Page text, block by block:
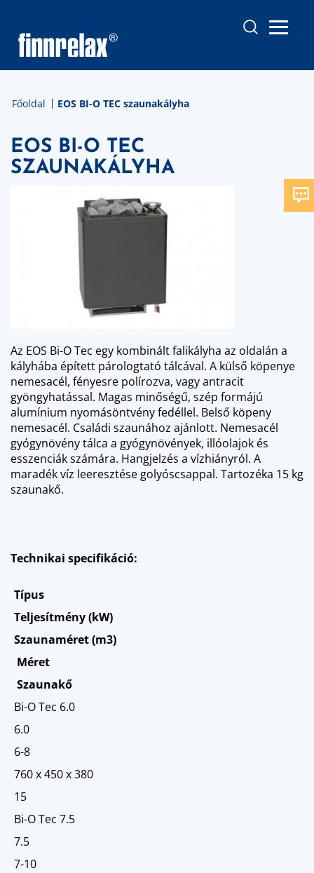
Főoldal EOS BI-O TEC szaunakályha
EOS BI-O TEC
SZAUNAKÁLYHA
Az EOS Bi-O Tec egy kombinált falikályha az oldalán a
kályhába épített párologtató tálcával. A külső köpenye
nemesacél, fényesre polírozva, vagy antracit
gyöngyhatással. Magas minőségű, szép formájú
alumínium nyomásöntvény fedéllel. Belső köpeny
nemesacél. Családi szaunához ajánlott. Nemesacél
gyógynövény tálca a gyógynövények, illóolajok és
esszenciák számára. Hangjelzés a vízhiányról. A
maradék víz leeresztése golyóscsappal. Tartozéka 15 kg
szaunakő.
Technikai specifikáció:
Típus
Teljesítmény (kW)
Szaunaméret (m3)
Méret
Szaunakő
Bi-O Tec 6.0
6.0
6-8
760 x 450 x 380
15
Bi-O Tec 7.5
7.5
7-10